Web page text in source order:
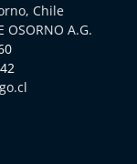
Chile
OSORNO A.G.